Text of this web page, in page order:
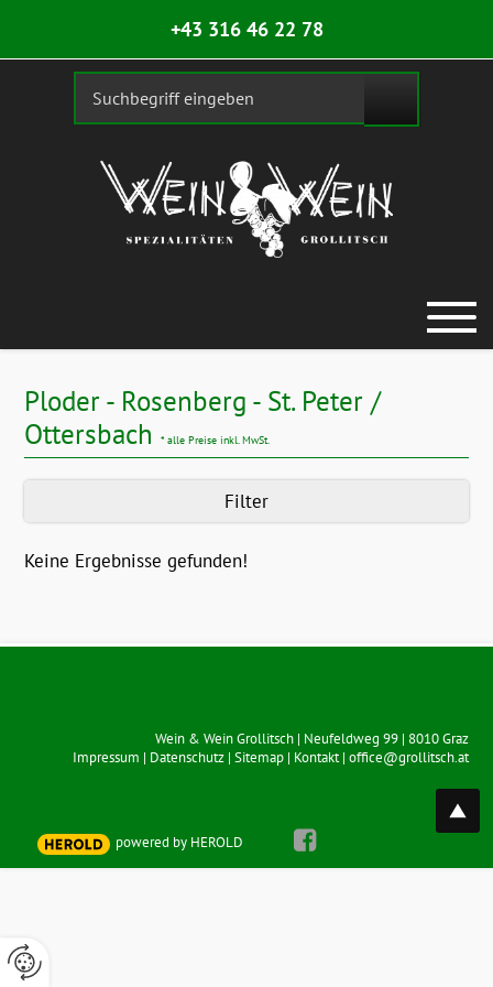
+43 316 46 22 78
Ploder - Rosenberg - St. Peter /
Ottersbach
* alle Preise inkl. MwSt.
Filter
Keine Ergebnisse gefunden!
Wein & Wein Grollitsch| Neufeldweg 99| 8010 Graz
Impressum | Datenschutz| Sitemap| Kontakt| office@grollitsch.at
powered by HEROLD